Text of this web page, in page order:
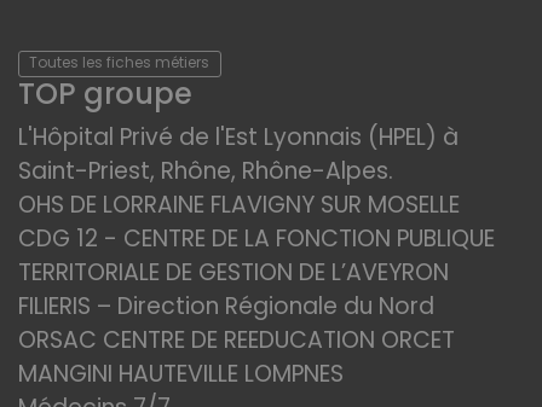
Toutes les fiches métiers
TOP groupe
L'Hôpital Privé de l'Est Lyonnais (HPEL) à
Saint-Priest, Rhône, Rhône-Alpes.
OHS DE LORRAINE FLAVIGNY SUR MOSELLE
CDG 12 - CENTRE DE LA FONCTION PUBLIQUE
TERRITORIALE DE GESTION DE L’AVEYRON
FILIERIS – Direction Régionale du Nord
ORSAC CENTRE DE REEDUCATION ORCET
MANGINI HAUTEVILLE LOMPNES